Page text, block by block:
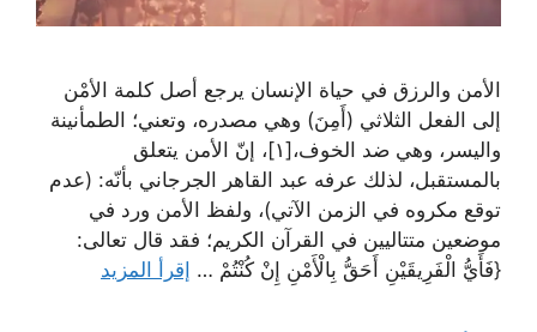
الأمن والرزق في حياة الإنسان يرجع أصل كلمة الأمْن
إلى الفعل الثلاثي (أَمِنَ) وهي مصدره، وتعني؛ الطمأنينة
واليسر، وهي ضد الخوف،[١]، إنّ الأمن يتعلق
بالمستقبل، لذلك عرفه عبد القاهر الجرجاني بأنّه: (عدم
توقع مكروه في الزمن الآتي)، ولفظ الأمن ورد في
موضعين متتاليين في القرآن الكريم؛ فقد قال تعالى:
{فَأَيُّ الْفَرِيقَيْنِ أَحَقُّ بِالْأَمْنِ إِنْ كُنْتُمْ … إقرأ المزيد